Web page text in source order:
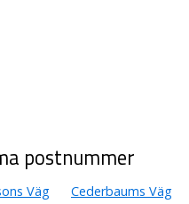
postnummer
Väg
Cederbaums Väg